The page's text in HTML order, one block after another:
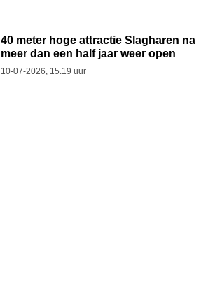
40 meter hoge attractie Slagharen na
meer dan een half jaar weer open
10-07-2026, 15.19 uur